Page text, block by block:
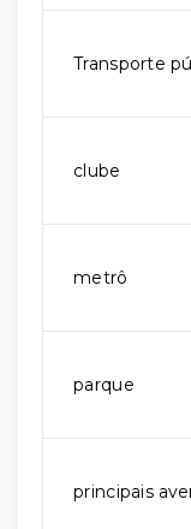
Transporte
clube
metrô
parque
principais